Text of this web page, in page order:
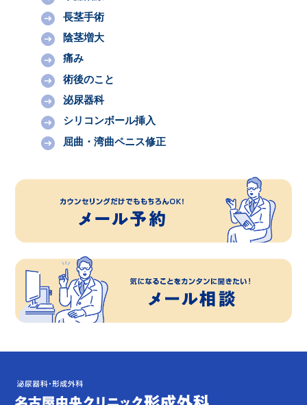
長茎手術
陰茎増大
痛み
術後のこと
泌尿器科
シリコンボール挿入
屈曲・湾曲ペニス修正